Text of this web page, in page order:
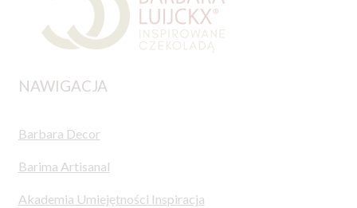
NAWIGACJA
Barbara Decor
Barima Artisanal
Akademia Umiejętności Inspiracja